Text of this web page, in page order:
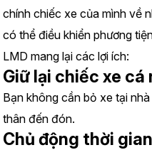
chính chiếc xe của mình về
có thể điều khiển phương
LMD mang lại các lợi ích:
Giữ lại chiếc xe cá
Bạn không cần bỏ xe tại
thân đến đón.
Chủ động thời gian